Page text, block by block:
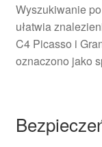
Wyszukiwanie
ułatwia
C4 Picasso i
oznaczono jako